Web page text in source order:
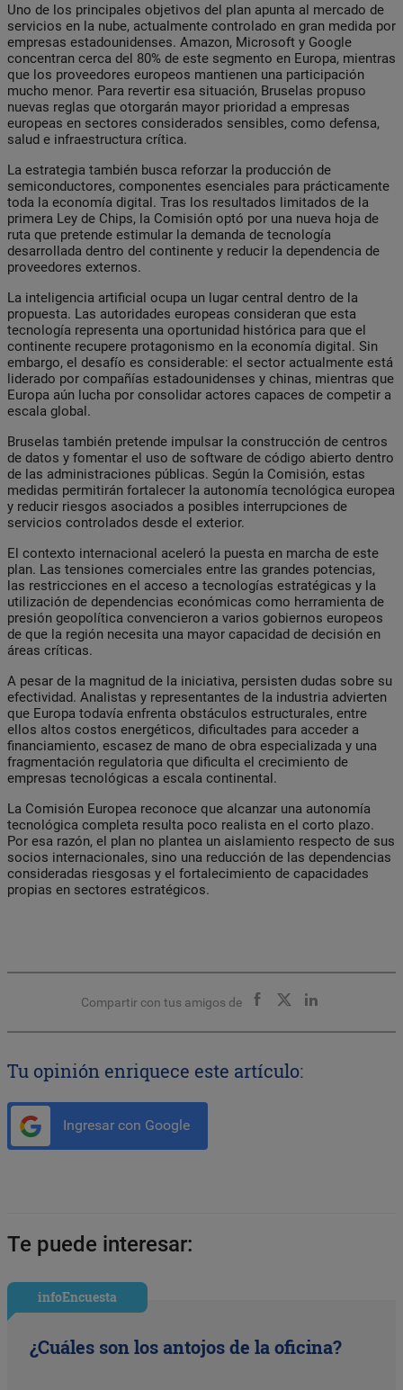
Uno de los principales objetivos del plan apunta al mercado de
servicios en la nube, actualmente controlado en gran medida por
empresas estadounidenses. Amazon, Microsoft y Google
concentran cerca del 80% de este segmento en Europa, mientras
que los proveedores europeos mantienen una participación
mucho menor. Para revertir esa situación, Bruselas propuso
nuevas reglas que otorgarán mayor prioridad a empresas
europeas en sectores considerados sensibles, como defensa,
salud e infraestructura crítica.
La estrategia también busca reforzar la producción de
semiconductores, componentes esenciales para prácticamente
toda la economía digital. Tras los resultados limitados de la
primera Ley de Chips, la Comisión optó por una nueva hoja de
ruta que pretende estimular la demanda de tecnología
desarrollada dentro del continente y reducir la dependencia de
proveedores externos.
La inteligencia artificial ocupa un lugar central dentro de la
propuesta. Las autoridades europeas consideran que esta
tecnología representa una oportunidad histórica para que el
continente recupere protagonismo en la economía digital. Sin
embargo, el desafío es considerable: el sector actualmente está
liderado por compañías estadounidenses y chinas, mientras que
Europa aún lucha por consolidar actores capaces de competir a
escala global.
Bruselas también pretende impulsar la construcción de centros
de datos y fomentar el uso de software de código abierto dentro
de las administraciones públicas. Según la Comisión, estas
medidas permitirán fortalecer la autonomía tecnológica europea
y reducir riesgos asociados a posibles interrupciones de
servicios controlados desde el exterior.
El contexto internacional aceleró la puesta en marcha de este
plan. Las tensiones comerciales entre las grandes potencias,
las restricciones en el acceso a tecnologías estratégicas y la
utilización de dependencias económicas como herramienta de
presión geopolítica convencieron a varios gobiernos europeos
de que la región necesita una mayor capacidad de decisión en
áreas críticas.
A pesar de la magnitud de la iniciativa, persisten dudas sobre su
efectividad. Analistas y representantes de la industria advierten
que Europa todavía enfrenta obstáculos estructurales, entre
ellos altos costos energéticos, dificultades para acceder a
financiamiento, escasez de mano de obra especializada y una
fragmentación regulatoria que dificulta el crecimiento de
empresas tecnológicas a escala continental.
La Comisión Europea reconoce que alcanzar una autonomía
tecnológica completa resulta poco realista en el corto plazo.
Por esa razón, el plan no plantea un aislamiento respecto de sus
socios internacionales, sino una reducción de las dependencias
consideradas riesgosas y el fortalecimiento de capacidades
propias en sectores estratégicos.
Compartir con tus amigos de
Tu opinión enriquece este artículo:
Ingresar con Google
Te puede interesar:
infoEncuesta
¿Cuáles son los antojos de la oficina?